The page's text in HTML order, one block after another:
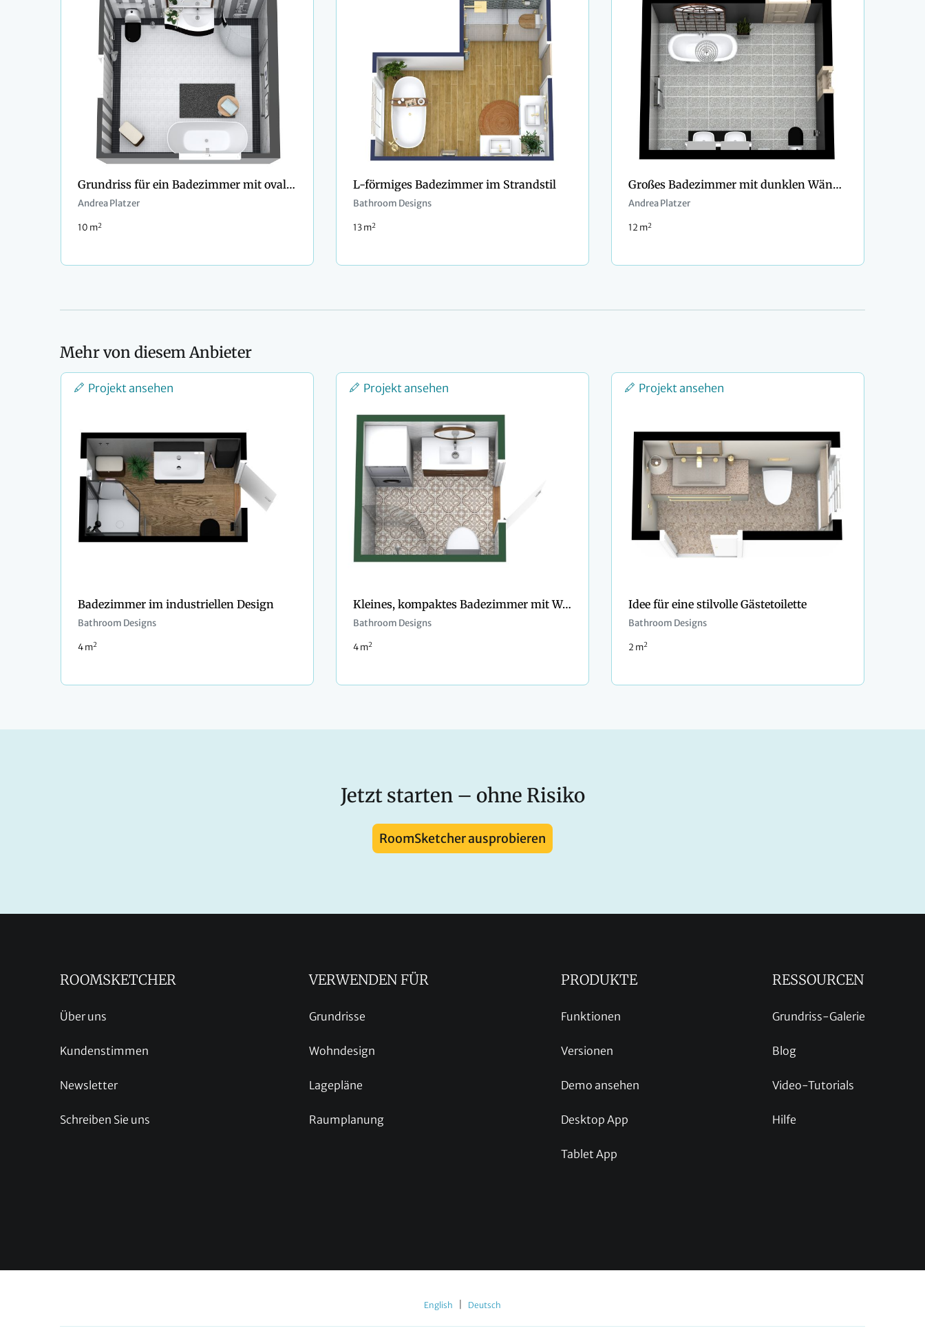
Grundriss für ein Badezimmer mit ovaler Badewanne
Andrea Platzer
10 m2
L-förmiges Badezimmer im Strandstil
Bathroom Designs
13 m2
Großes Badezimmer mit dunklen Wänden
Andrea Platzer
12 m2
Mehr von diesem Anbieter
Projekt ansehen
Badezimmer im industriellen Design
Bathroom Designs
4 m2
Projekt ansehen
Kleines, kompaktes Badezimmer mit Waschmaschine und Trockner
Bathroom Designs
4 m2
Projekt ansehen
Idee für eine stilvolle Gästetoilette
Bathroom Designs
2 m2
Jetzt starten – ohne Risiko
RoomSketcher ausprobieren
ROOMSKETCHER
Über uns
Kundenstimmen
Newsletter
Schreiben Sie uns
VERWENDEN FÜR
Grundrisse
Wohndesign
Lagepläne
Raumplanung
PRODUKTE
Funktionen
Versionen
Demo ansehen
Desktop App
Tablet App
RESSOURCEN
Grundriss-Galerie
Blog
Video-Tutorials
Hilfe
English Deutsch